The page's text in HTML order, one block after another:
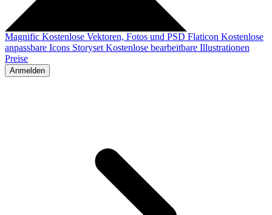
Magnific Kostenlose Vektoren, Fotos und PSD Flaticon Kostenlose
anpassbare Icons Storyset Kostenlose bearbeitbare Illustrationen
Preise
Anmelden